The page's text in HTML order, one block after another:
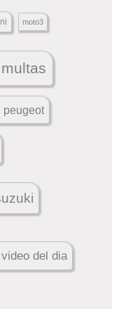
moto3
multas
peugeot
video del dia